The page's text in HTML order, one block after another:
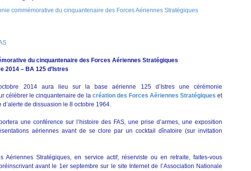
du cinquantenaire des Forces Aériennes Stratégiques
2014 – BA 125 d’Istres
2014 aura lieu sur la base aérienne 125 d’Istres une cérémonie
célébrer le cinquantenaire de la création des Forces Aériennes Stratégiques et
d’alerte de dissuasion le 8 octobre 1964.
une conférence sur l’histoire des FAS, une prise d’armes, une exposition
aériennes avant de se clore par un cocktail dînatoire (sur invitation
Aériennes Stratégiques, en service actif, réserviste ou en retraite, faites-vous
avant le 1er septembre sur le site Internet de l’Association Nationale